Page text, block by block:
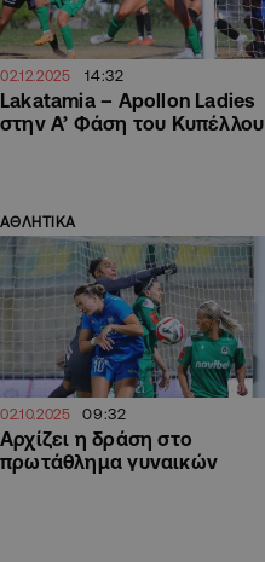
02.12.2025 14:32
Lakatamia – Apollon Ladies
στην Α’ Φάση του Κυπέλλου
ΑΘΛΗΤΙΚΑ
02.10.2025 09:32
Αρχίζει η δράση στο
πρωτάθλημα γυναικών